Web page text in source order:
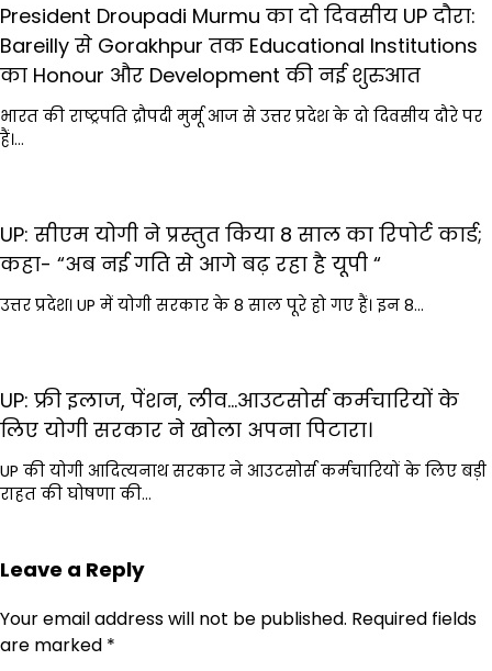
President Droupadi Murmu का दो दिवसीय UP दौरा:
Bareilly से Gorakhpur तक Educational Institutions
का Honour और Development की नई शुरुआत
भारत की राष्ट्रपति द्रौपदी मुर्मू आज से उत्तर प्रदेश के दो दिवसीय दौरे पर
हैं।…
UP: सीएम योगी ने प्रस्तुत किया 8 साल का रिपोर्ट कार्ड;
कहा- “अब नई गति से आगे बढ़ रहा है यूपी “
उत्तर प्रदेश। UP में योगी सरकार के 8 साल पूरे हो गए हैं। इन 8…
UP: फ्री इलाज, पेंशन, लीव…आउटसोर्स कर्मचारियों के
लिए योगी सरकार ने खोला अपना पिटारा।
UP की योगी आदित्यनाथ सरकार ने आउटसोर्स कर्मचारियों के लिए बड़ी
राहत की घोषणा की…
Leave a Reply
Your email address will not be published. Required fields
are marked *